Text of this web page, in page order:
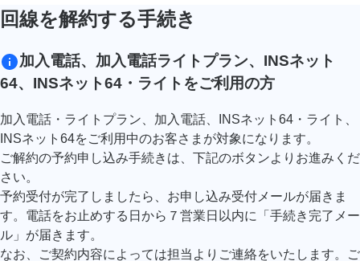
回線を解約する手続き
加入電話、加入電話ライトプラン、INSネット
64、INSネット64・ライトをご利用の方
加入電話・ライトプラン、加入電話、INSネット64・ライト、
INSネット64をご利用中のお客さまが対象になります。
ご解約の予約申し込み手続きは、下記のボタンよりお進みくだ
さい。
予約受付が完了しましたら、お申し込み受付メールが届きま
す。​電話をお止めする日から７営業日以内に「手続き完了メー
ル」が届きます。​
なお、ご契約内容によっては担当よりご連絡をいたします。ご